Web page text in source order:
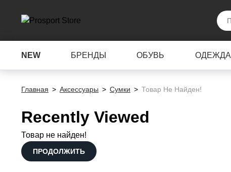
NEW БРЕНДЫ ОБУВЬ ОДЕЖДА
Главная Аксессуары Сумки Товар Не Найден!
Recently Viewed
Товар не найден!
ПРОДОЛЖИТЬ